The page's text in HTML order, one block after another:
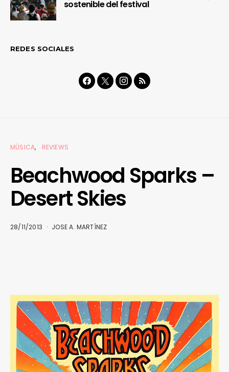
sostenible del festival
REDES SOCIALES
MÚSICA REVIEWS
Beachwood Sparks –
Desert Skies
28/11/2013 JOSE A. MARTÍNEZ